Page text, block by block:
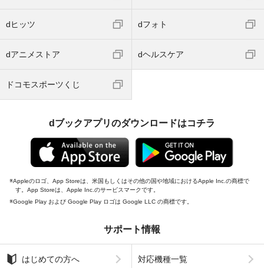
dヒッツ dフォト
dアニメストア dヘルスケア
ドコモスポーツくじ
dブックアプリのダウンロードはコチラ
Appleのロゴ、App Storeは、米国もしくはその他の国や地域におけるApple Inc.の商標で
す。App Storeは、Apple Inc.のサービスマークです。
Google Play および Google Play ロゴは Google LLC の商標です。
サポート情報
はじめての方へ 対応機種一覧